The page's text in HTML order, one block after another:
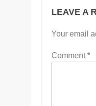
LEAVE A
Your email
Comment*